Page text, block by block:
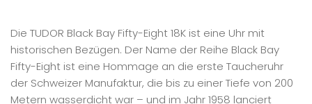
Die TUDOR Black Bay Fifty-Eight 18K ist eine Uhr mit
historischen Bezügen. Der Name der Reihe Black Bay
Fifty-Eight ist eine Hommage an die erste Taucheruhr
der Schweizer Manufaktur, die bis zu einer Tiefe von 200
Metern wasserdicht war – und im Jahr 1958 lanciert